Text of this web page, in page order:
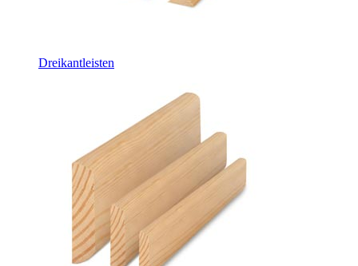
Dreikantleisten